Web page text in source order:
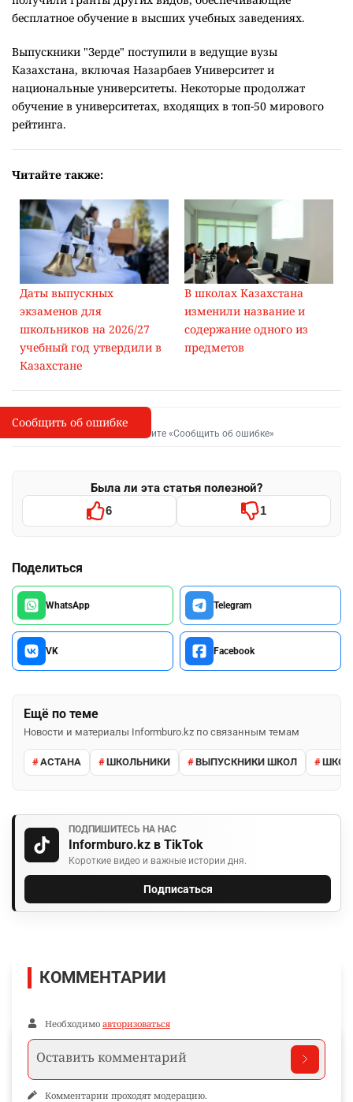
бесплатное обучение в высших учебных заведениях.
Выпускники "Зерде" поступили в ведущие вузы
Казахстана, включая Назарбаев Университет и
национальные университеты. Некоторые продолжат
обучение в университетах, входящих в топ-50 мирового
рейтинга.
Читайте также:
Даты выпускных
экзаменов для
школьников на 2026/27
учебный год утвердили в
Казахстане
В школах Казахстана
изменили название и
содержание одного из
предметов
I
Сообщить об опечатке
Выделите фрагмент и нажмите «Сообщить об ошибке»
Была ли эта статья полезной?
6 1
Поделиться
WhatsApp Telegram
VK Facebook
Ещё по теме
Новости и материалы Informburo.kz по связанным темам
АСТАНА ШКОЛЬНИКИ ВЫПУСКНИКИ ШКОЛ
ПОДПИШИТЕСЬ НА НАС
Informburo.kz в TikTok
Короткие видео и важные истории дня.
Подписаться
Сообщить об ошибке
КОММЕНТАРИИ
Необходимо авторизоваться
Комментарии проходят модерацию.